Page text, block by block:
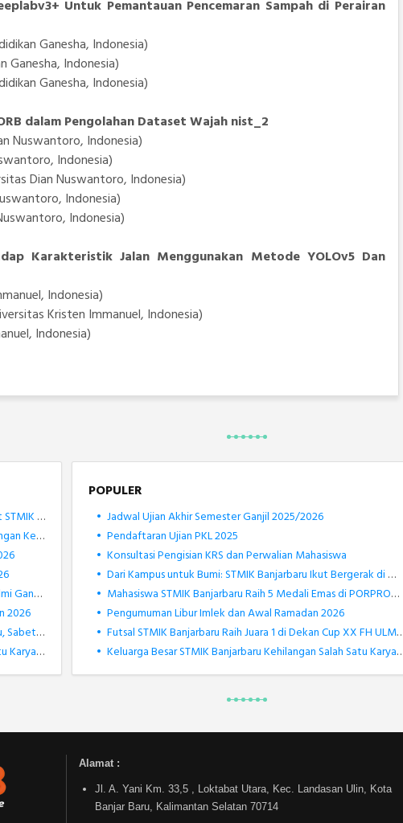
Untuk Pemantauan Pencemaran Sampah di Perairan
Ganesha, Indonesia)
Ganesha, Indonesia)
Ganesha, Indonesia)
dalam Pengolahan Dataset Wajah nist_2
Nuswantoro, Indonesia)
Indonesia)
Dian Nuswantoro, Indonesia)
Indonesia)
Indonesia)
Karakteristik Jalan Menggunakan Metode YOLOv5 Dan
Indonesia)
Kristen Immanuel, Indonesia)
Indonesia)
Khidmat
Robotik
2026
Matematika
Rizki Noor
POPULER
• Jadwal Ujian Akhir Semester Ganjil 2025/2026
• Pendaftaran Ujian PKL 2025
• Konsultasi Pengisian KRS dan Perwalian Mahasiswa
• Dari Kampus untuk Bumi: STMIK Banjarbaru Ikut Bergerak di World Cleanup Day 2025
• Mahasiswa STMIK Banjarbaru Raih 5 Medali Emas di PORPROV Kalsel XII 2025
• Pengumuman Libur Imlek dan Awal Ramadan 2026
• Futsal STMIK Banjarbaru Raih Juara 1 di Dekan Cup XX FH ULM 2025
• Keluarga Besar STMIK Banjarbaru Kehilangan Salah Satu Karyawan Terbaiknya, Muhammad Rizki Noor
Alamat :
Jl. A. Yani Km. 33,5 , Loktabat Utara, Kec. Landasan Ulin, Kota
Banjar Baru, Kalimantan Selatan 70714